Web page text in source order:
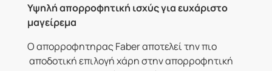
Υψηλή απορροφητική ισχύς για ευχάριστο
μαγείρεμα
Ο απορροφητηρας Faber αποτελεί την πιο
αποδοτική επιλογή χάρη στην απορροφητική